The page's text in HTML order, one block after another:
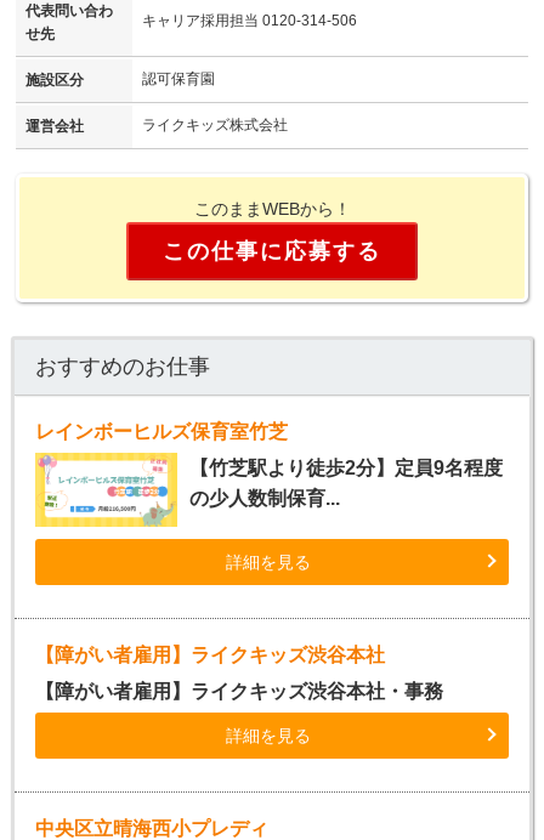
代表問い合わ
せ先
キャリア採用担当 0120-314-506
施設区分 認可保育園
運営会社 ライクキッズ株式会社
このままWEBから！
この仕事に応募する
おすすめのお仕事
レインボーヒルズ保育室竹芝
【竹芝駅より徒歩2分】定員9名程度
の少人数制保育...
詳細を見る
【障がい者雇用】ライクキッズ渋谷本社
【障がい者雇用】ライクキッズ渋谷本社・事務
詳細を見る
中央区立晴海西小プレディ